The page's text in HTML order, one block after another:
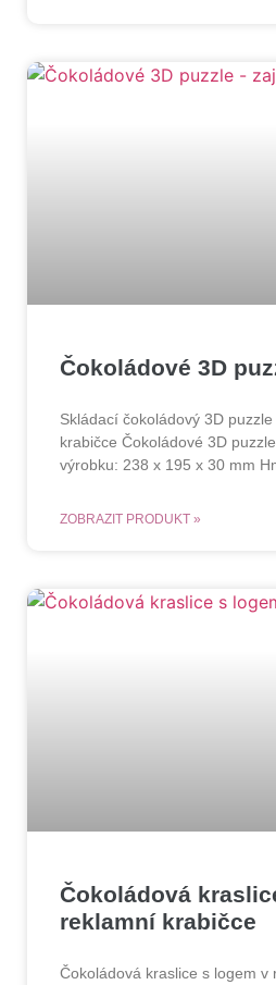
Čokoládové 3D
Skládací čokoládový 3D
krabičce Čokoládové 3D
výrobku: 238 x 195 x 30 mm
ZOBRAZIT PRODUKT »
Čokoládová
reklamní krabičce
Čokoládová kraslice s logem v